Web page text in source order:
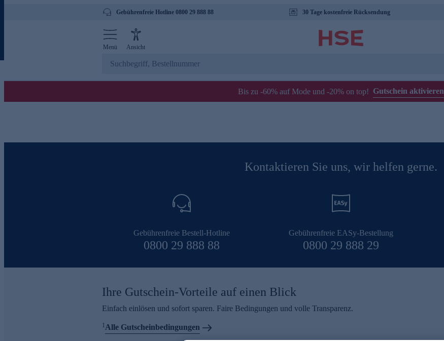
Gebührenfreie Hotline 0800 29 888 88 30 Tage kostenfreie Rücksendung
Menü Ansicht
Bis zu -60% auf Mode und -20% on top! Gutschein aktivieren
Kontaktieren Sie uns, wir helfen gerne.
Gebührenfreie Bestell-Hotline
0800 29 888 88
Gebührenfreie EASy-Bestellung
0800 29 888 29
Ihre Gutschein-Vorteile auf einen Blick
Einfach einlösen und sofort sparen. Faire Bedingungen und volle Transparenz.
1Alle Gutscheinbedingungen